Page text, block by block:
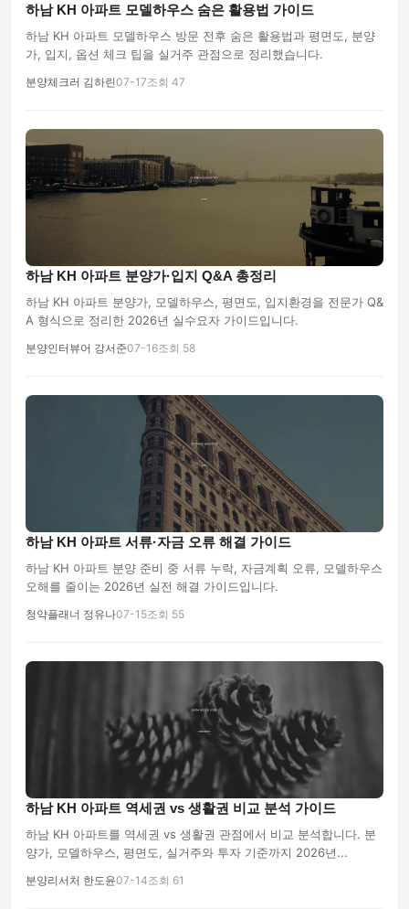
하남 KH 아파트 모델하우스 숨은 활용법 가이드
하남 KH 아파트 모델하우스 방문 전후 숨은 활용법과 평면도, 분양
가, 입지, 옵션 체크 팁을 실거주 관점으로 정리했습니다.
분양체크러 김하린07-17조회 47
하남 KH 아파트 분양가·입지 Q&A 총정리
하남 KH 아파트 분양가, 모델하우스, 평면도, 입지환경을 전문가 Q&
A 형식으로 정리한 2026년 실수요자 가이드입니다.
분양인터뷰어 강서준07-16조회 58
하남 KH 아파트 서류·자금 오류 해결 가이드
하남 KH 아파트 분양 준비 중 서류 누락, 자금계획 오류, 모델하우스
오해를 줄이는 2026년 실전 해결 가이드입니다.
청약플래너 정유나07-15조회 55
하남 KH 아파트 역세권 vs 생활권 비교 분석 가이드
하남 KH 아파트를 역세권 vs 생활권 관점에서 비교 분석합니다. 분
양가, 모델하우스, 평면도, 실거주와 투자 기준까지 2026년...
분양리서처 한도윤07-14조회 61